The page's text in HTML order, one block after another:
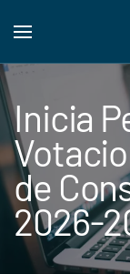
Skip to main
Inicia
de
2026-